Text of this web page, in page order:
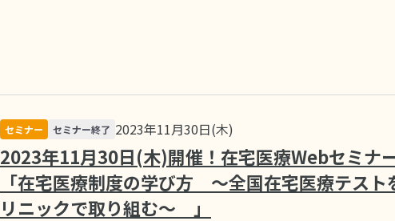
セミナー セミナー終了 2023年11月30日(木)
2023年11月30日(木)開催！在宅医療Webセミナ
「在宅医療制度の学び方 ～全国在宅医療テスト
リニックで取り組む～ 」